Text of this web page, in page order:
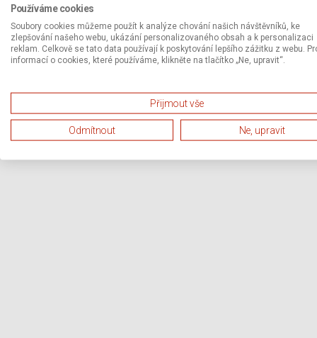
Používáme cookies
Soubory cookies můžeme použít k analýze chování našich návštěvníků, ke
zlepšování našeho webu, ukázání personalizovaného obsah a k personalizaci
reklam. Celkově se tato data používají k poskytování lepšího zážitku z webu.
informací o cookies, které používáme, klikněte na tlačítko „Ne, upravit“.
Přijmout vše
Odmítnout Ne, upravit